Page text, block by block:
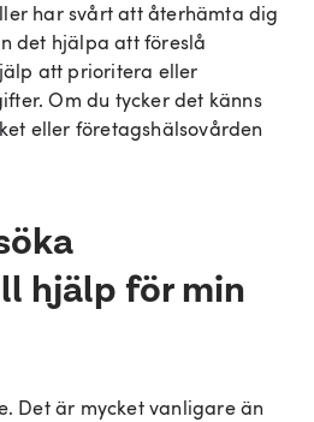
har svårt att återhämta dig
det hjälpa att föreslå
att prioritera eller
Om du tycker det känns
eller företagshälsovården
hjälp för min
Det är mycket vanligare än